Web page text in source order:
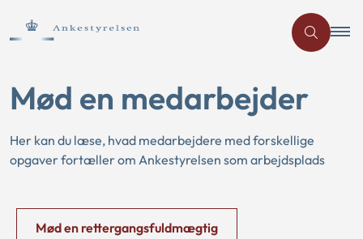
Mød en medarbejder
Her kan du læse, hvad medarbejdere med forskellige
opgaver fortæller om Ankestyrelsen som arbejdsplads
Mød en rettergangsfuldmægtig